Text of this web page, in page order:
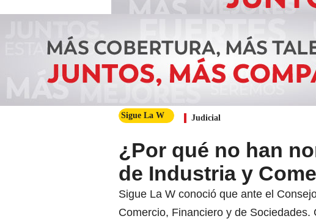
Sigue La W Judicial
¿Por qué no han
de Industria y
Sigue La W conoció que ante el
Comercio, Financiero y de Sociedades.